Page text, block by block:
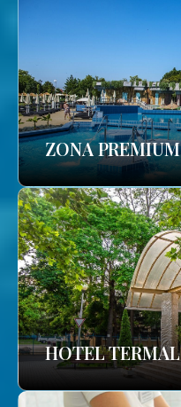
ZONA PREMIUM
HOTEL TERMAL